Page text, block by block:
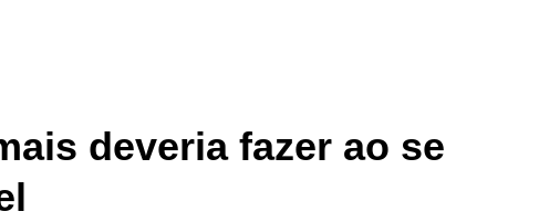
deveria fazer ao se